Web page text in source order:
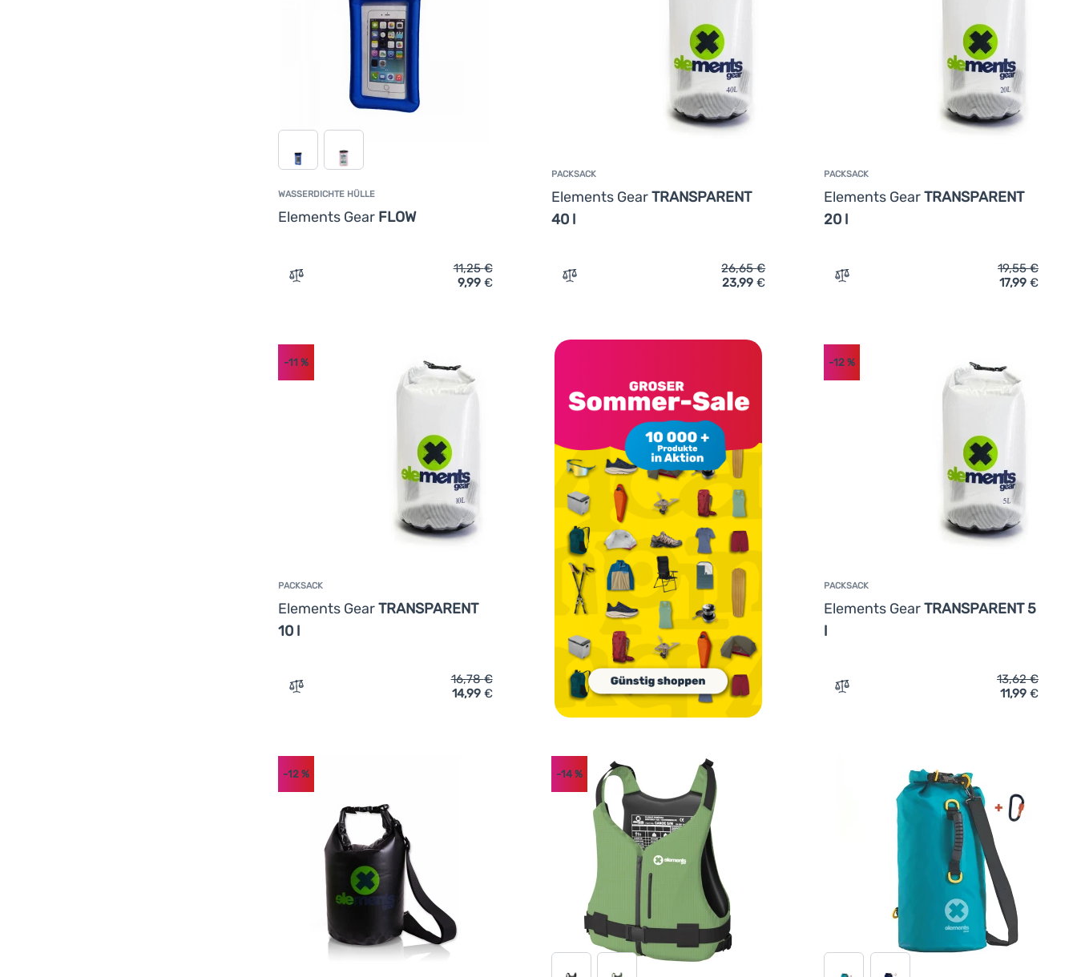
WASSERDICHTE HÜLLE
Elements Gear FLOW
Zum Vergleich 'Wasserdichte Hülle Elements Gear FLOW' hinzufügen
11,25€
9,99 €
PACKSACK
Elements GearTRANSPARENT
40 l
Zum Vergleich 'Packsack Elements Gear TRANSPARENT 40 l' hinzufügen
26,65€
23,99€
PACKSACK
Elements GearTRANSPARENT
20 l
Zum Vergleich 'Packsack Elements Gear
19,55€
17,99 €
PACKSACK
Elements GearTRANSPARENT
10 l
-11 %
Zum Vergleich 'Packsack Elements Gear TRANSPARENT 10 l' hinzufügen
16,78€
14,99 €
PACKSACK
Elements GearTRANSPARENT 5
l
-12 %
Zum Vergleich 'Packsack Elements Gear
13,62€
11,99 €
-12% -14%